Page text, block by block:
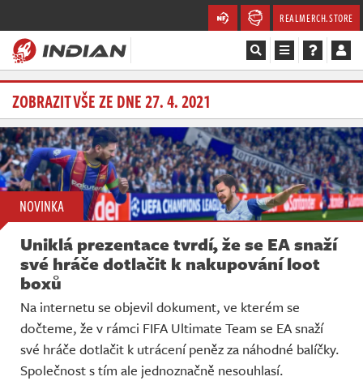
REALMERCH.STORE
Magazín
Recenze
Videa
Soutěže
Databáze
Komunita
Redakce
Živě
ZOBRAZIT VŠE ZE DNE 27. 4. 2021
NOVINKA
Uniklá prezentace tvrdí, že se EA snaží
své hráče dotlačit k nakupování loot
boxů
Na internetu se objevil dokument, ve kterém se
dočteme, že v rámci FIFA Ultimate Team se EA snaží
své hráče dotlačit k utrácení peněz za náhodné balíčky.
Společnost s tím ale jednoznačně nesouhlasí.